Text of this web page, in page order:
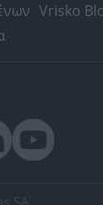
Vrisko
SA.